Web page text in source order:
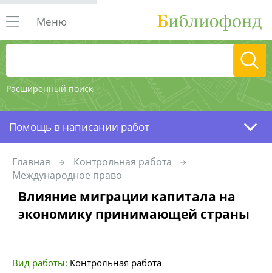
Расширенный поиск
Меню
Помощь в написании работ
Главная
Контрольная работа
Международное право
Влияние миграции капитала на
экономику принимающей страны
Вид работы: Контрольная работа